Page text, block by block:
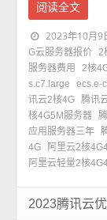
阅读全文
2023年10月9
G云服务器报价 2
服务器费用
2核
s.c7.large
ecs.e-
讯云2核4G 腾讯
核4G5M服务器
应用服务器三年
4G
阿里云2核
阿里云轻量2核
2023腾讯云